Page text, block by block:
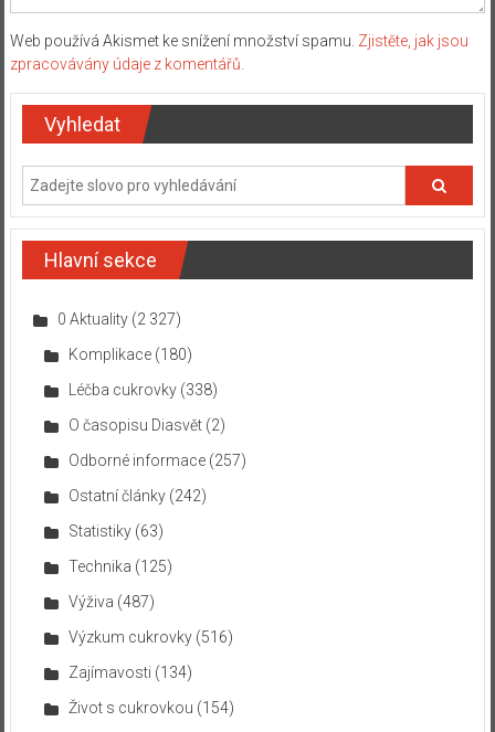
Web používá Akismet ke snížení množství spamu. Zjistěte, jak jsou
zpracovávány údaje z komentářů.
Vyhledat
Hlavní sekce
0 Aktuality(2 327)
Komplikace(180)
Léčba cukrovky(338)
O časopisu Diasvět(2)
Odborné informace(257)
Ostatní články(242)
Statistiky(63)
Technika (125)
Výživa (487)
Výzkum cukrovky(516)
Zajímavosti (134)
Život s cukrovkou (154)